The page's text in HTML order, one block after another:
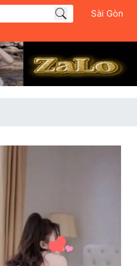
Sài Gòn